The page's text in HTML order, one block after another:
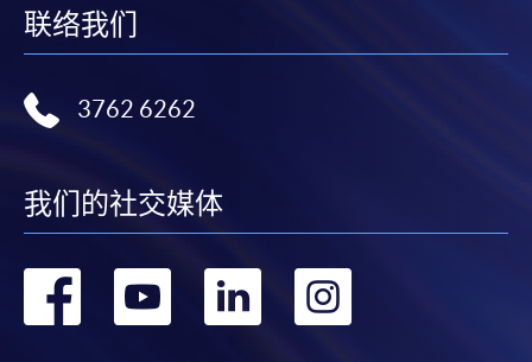
會保證下列各項：資訊並無侵犯版權，資訊可安全使用、資訊
準確、資訊適合任何目的、資訊不含電腦病毒等。
本學院（包括其僱員及附屬機構）對你在網上付款而由下列原
因所導致的任何損失，一概不負責；上述原因包括：（1）由
款卡、智能卡或其他付款的設施時出現任何信息或資訊傳送的
失誤、延誤、中斷、中止、或限制（2）從付款的網關傳送而
（3）付款的網關在完成網上付款時出現的故障、失靈、或失
誤；（4）任何由付款的網關引起或與付款的網關相關的原
联络我们
3762 6262
我们的社交媒体
转 转 转 转